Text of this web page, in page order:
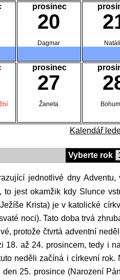
prosinec
20
Dagmar
prosinec
27
Žaneta
Kalendář
Vyberte rok
to jest okamžik kdy Slunce
Krista) je v katolické
noci). Tato doba trvá
protože čtvrtá adventní
18. až 24. prosincem, tedy i
neděli začíná i církevní
25. prosince (Narození